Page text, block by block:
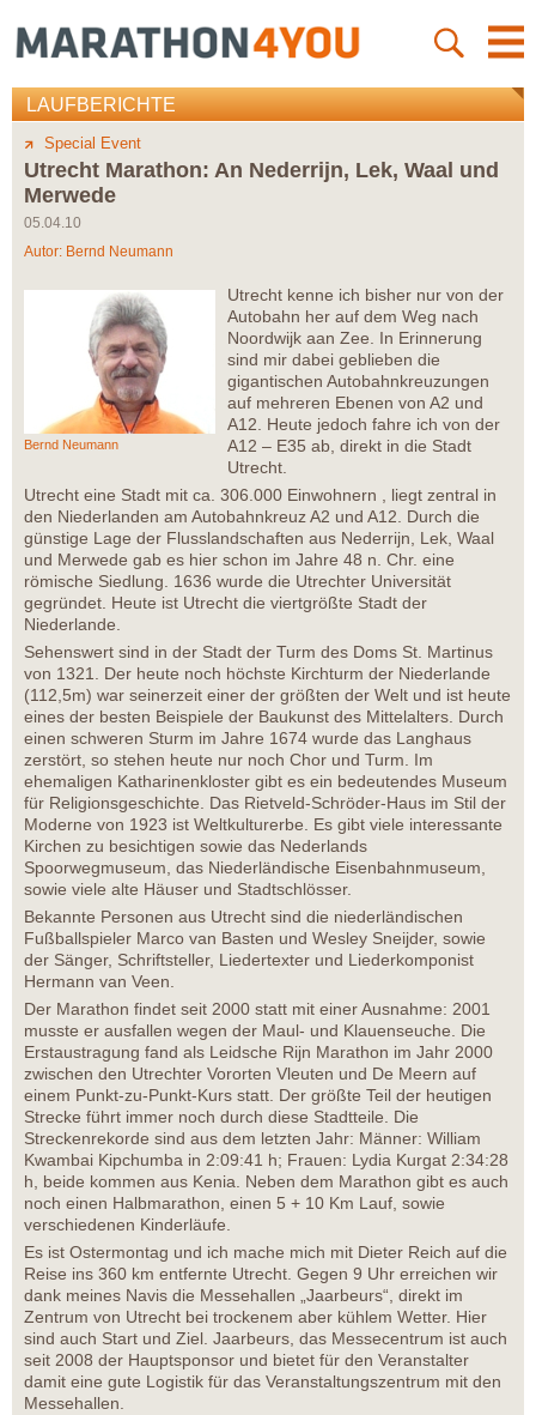
LAUFBERICHTE
Special Event
Utrecht Marathon: An Nederrijn, Lek, Waal und
Merwede
05.04.10
Autor: Bernd Neumann
Bernd Neumann
Utrecht kenne ich bisher nur von der
Autobahn her auf dem Weg nach
Noordwijk aan Zee. In Erinnerung
sind mir dabei geblieben die
gigantischen Autobahnkreuzungen
auf mehreren Ebenen von A2 und
A12. Heute jedoch fahre ich von der
A12 – E35 ab, direkt in die Stadt
Utrecht.
Utrecht eine Stadt mit ca. 306.000 Einwohnern , liegt zentral in
den Niederlanden am Autobahnkreuz A2 und A12. Durch die
günstige Lage der Flusslandschaften aus Nederrijn, Lek, Waal
und Merwede gab es hier schon im Jahre 48 n. Chr. eine
römische Siedlung. 1636 wurde die Utrechter Universität
gegründet. Heute ist Utrecht die viertgrößte Stadt der
Niederlande.
Sehenswert sind in der Stadt der Turm des Doms St. Martinus
von 1321. Der heute noch höchste Kirchturm der Niederlande
(112,5m) war seinerzeit einer der größten der Welt und ist heute
eines der besten Beispiele der Baukunst des Mittelalters. Durch
einen schweren Sturm im Jahre 1674 wurde das Langhaus
zerstört, so stehen heute nur noch Chor und Turm. Im
ehemaligen Katharinenkloster gibt es ein bedeutendes Museum
für Religionsgeschichte. Das Rietveld-Schröder-Haus im Stil der
Moderne von 1923 ist Weltkulturerbe. Es gibt viele interessante
Kirchen zu besichtigen sowie das Nederlands
Spoorwegmuseum, das Niederländische Eisenbahnmuseum,
sowie viele alte Häuser und Stadtschlösser.
Bekannte Personen aus Utrecht sind die niederländischen
Fußballspieler Marco van Basten und Wesley Sneijder, sowie
der Sänger, Schriftsteller, Liedertexter und Liederkomponist
Hermann van Veen.
Der Marathon findet seit 2000 statt mit einer Ausnahme: 2001
musste er ausfallen wegen der Maul- und Klauenseuche. Die
Erstaustragung fand als Leidsche Rijn Marathon im Jahr 2000
zwischen den Utrechter Vororten Vleuten und De Meern auf
einem Punkt-zu-Punkt-Kurs statt. Der größte Teil der heutigen
Strecke führt immer noch durch diese Stadtteile. Die
Streckenrekorde sind aus dem letzten Jahr: Männer: William
Kwambai Kipchumba in 2:09:41 h; Frauen: Lydia Kurgat 2:34:28
h, beide kommen aus Kenia. Neben dem Marathon gibt es auch
noch einen Halbmarathon, einen 5 + 10 Km Lauf, sowie
verschiedenen Kinderläufe.
Es ist Ostermontag und ich mache mich mit Dieter Reich auf die
Reise ins 360 km entfernte Utrecht. Gegen 9 Uhr erreichen wir
dank meines Navis die Messehallen „Jaarbeurs“, direkt im
Zentrum von Utrecht bei trockenem aber kühlem Wetter. Hier
sind auch Start und Ziel. Jaarbeurs, das Messecentrum ist auch
seit 2008 der Hauptsponsor und bietet für den Veranstalter
damit eine gute Logistik für das Veranstaltungszentrum mit den
Messehallen.